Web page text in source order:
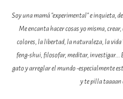
Soy una mamá "experimental" e inquieta,
Me encanta hacer cosas yo misma,
colores, la libertad, la naturaleza, la vida
feng-shui, filosofar, meditar, investigar...
gato y arreglar el mundo -especialmente
y te pilla taaaan